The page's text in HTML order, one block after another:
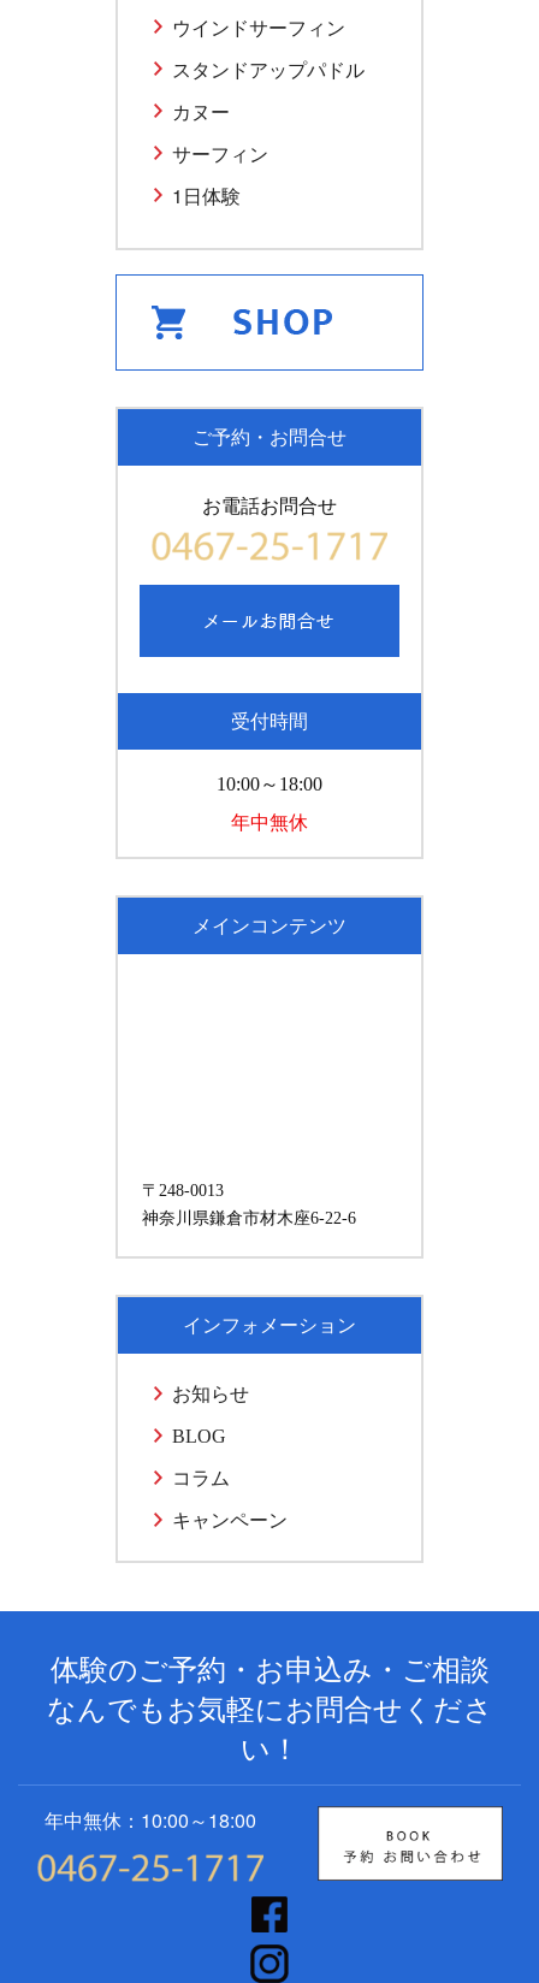
ウインドサーフィン
スタンドアップパドル
カヌー
サーフィン
1日体験
ご予約・お問合せ
お電話お問合せ
受付時間
10:00～18:00
年中無休
メインコンテンツ
〒248-0013
神奈川県鎌倉市材木座6-22-6
インフォメーション
お知らせ
BLOG
コラム
キャンペーン
体験のご予約・お申込み・ご相談
なんでもお気軽にお問合せくださ
い！
年中無休：10:00～18:00